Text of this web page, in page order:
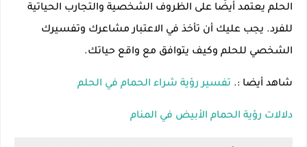
الحلم يعتمد أيضًا على الظروف الشخصية والتجارب الحياتية
للفرد. يجب عليك أن تأخذ في الاعتبار مشاعرك وتفسيرك
الشخصي للحلم وكيف يتوافق مع واقع حياتك.
شاهد أيضا :. تفسير رؤية شراء الحمام في الحلم
دلالات رؤية الحمام الأبيض في المنام